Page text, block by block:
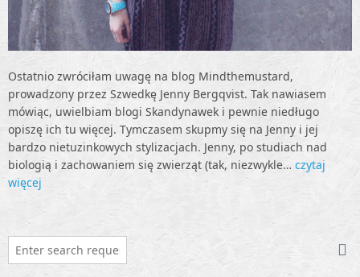
Ostatnio zwróciłam uwagę na blog Mindthemustard,
prowadzony przez Szwedkę Jenny Bergqvist. Tak nawiasem
mówiąc, uwielbiam blogi Skandynawek i pewnie niedługo
opiszę ich tu więcej. Tymczasem skupmy się na Jenny i jej
bardzo nietuzinkowych stylizacjach. Jenny, po studiach nad
biologią i zachowaniem się zwierząt (tak, niezwykle… czytaj
więcej